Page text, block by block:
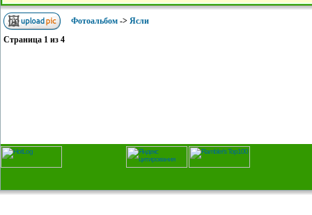
Фотоальбом -> Ясли
Страница 1 из 4